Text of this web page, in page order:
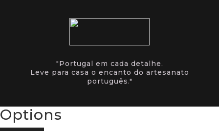
"Portugal em cada detalhe.
Leve para casa o encanto do artesanato
português."
Options